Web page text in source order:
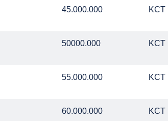
45.000.000 KCT
50000.000 KCT
55.000.000 KCT
60.000.000 KCT